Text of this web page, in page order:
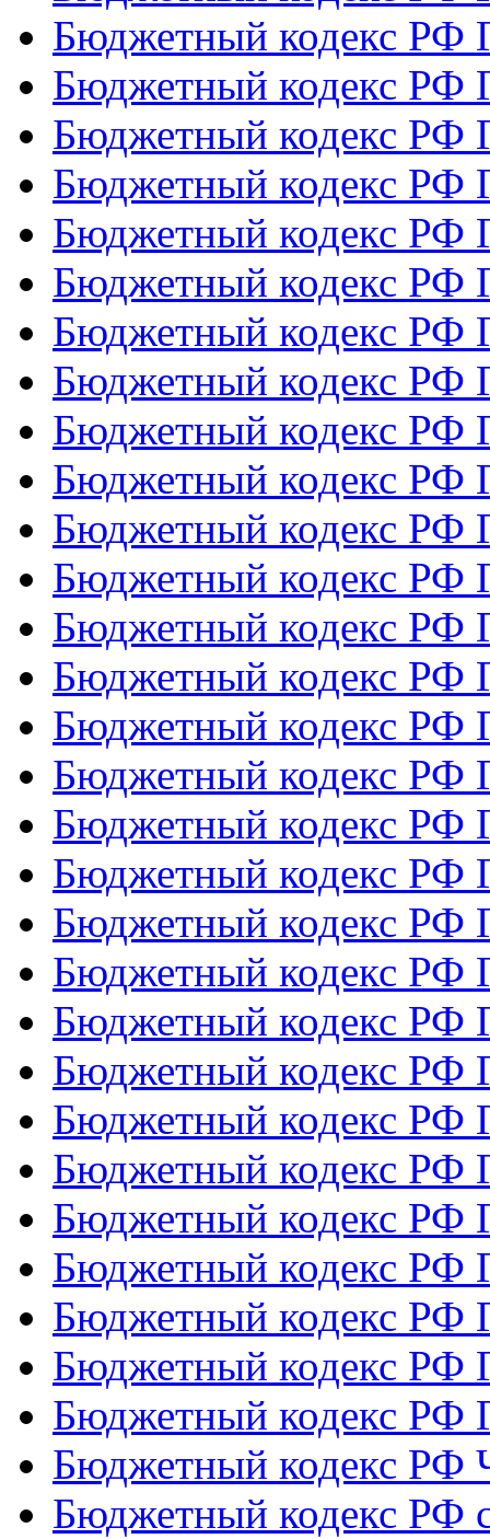
Бюджетный кодекс РФ
Бюджетный кодекс РФ
Бюджетный кодекс РФ
Бюджетный кодекс РФ
Бюджетный кодекс РФ
Бюджетный кодекс РФ
Бюджетный кодекс РФ
Бюджетный кодекс РФ
Бюджетный кодекс РФ
Бюджетный кодекс РФ
Бюджетный кодекс РФ
Бюджетный кодекс РФ
Бюджетный кодекс РФ
Бюджетный кодекс РФ
Бюджетный кодекс РФ
Бюджетный кодекс РФ
Бюджетный кодекс РФ
Бюджетный кодекс РФ
Бюджетный кодекс РФ
Бюджетный кодекс РФ
Бюджетный кодекс РФ
Бюджетный кодекс РФ
Бюджетный кодекс РФ
Бюджетный кодекс РФ
Бюджетный кодекс РФ
Бюджетный кодекс РФ
Бюджетный кодекс РФ
Бюджетный кодекс РФ
Бюджетный кодекс РФ
Бюджетный кодекс РФ
Бюджетный кодекс РФ